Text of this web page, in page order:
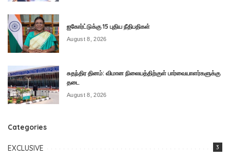
ஐகோர்ட்டுக்கு 15 புதிய நீதிபதிகள்
August 8, 2026
சுதந்திர தினம்: விமான நிலையத்திற்குள் பார்வையாளர்களுக்கு
தடை
August 8, 2026
Categories
EXCLUSIVE 3